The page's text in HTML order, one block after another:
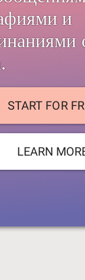
и
START FOR
LEARN